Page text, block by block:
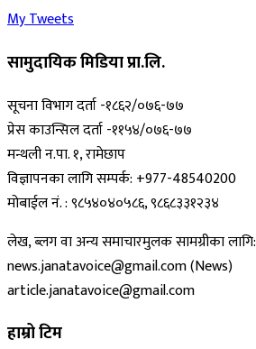
My Tweets
सामुदायिक मिडिया प्रा.लि.
सूचना विभाग दर्ता -१८६२/०७६-७७
प्रेस काउन्सिल दर्ता -११५४/०७६-७७
मन्थली न.पा. १, रामेछाप
विज्ञापनका लागि सम्पर्क: +977-48540200
मोबाईल नं. : ९८५४०४०५८६, ९८६८३३१२३४
लेख, ब्लग वा अन्य समाचारमुलक सामग्रीका लागि:
news.janatavoice@gmail.com (News)
article.janatavoice@gmail.com
हाम्रो टिम